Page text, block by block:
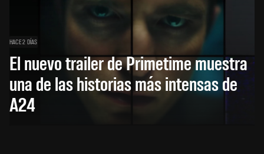
HACE 2 DÍAS
El nuevo trailer de Primetime muestra
una de las historias más intensas de
A24